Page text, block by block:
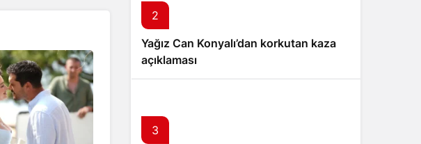
2
Yağız Can Konyalı’dan korkutan kaza
açıklaması
3